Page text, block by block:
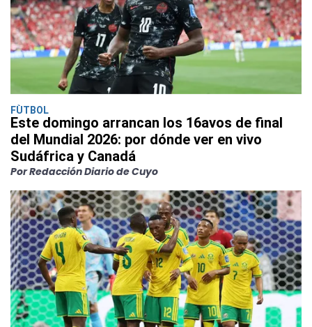
FÙTBOL
Este domingo arrancan los 16avos de final
del Mundial 2026: por dónde ver en vivo
Sudáfrica y Canadá
Por Redacción Diario de Cuyo